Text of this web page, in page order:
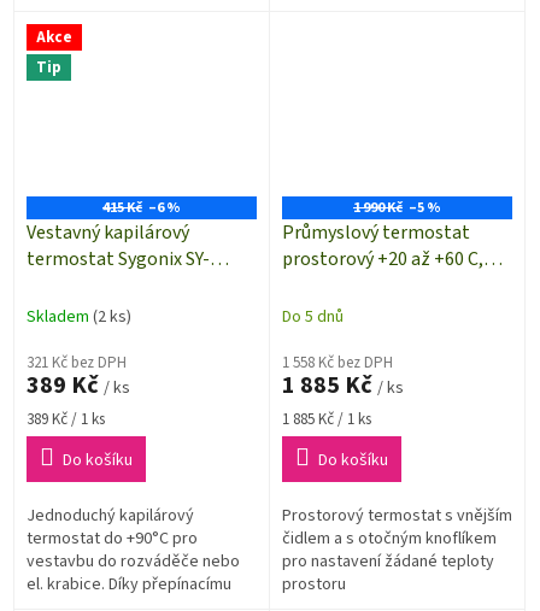
Akce
Tip
415 Kč –6 %
Vestavný kapilárový
termostat Sygonix SY-
Skladem (2 ks)
321 Kč bez DPH
389 Kč / ks
Měrná
cena:
389 Kč / 1 ks
Do košíku
Jednoduchý kapilárový
termostat do +90°C pro
vestavbu do rozváděče nebo
el. krabice. Díky přepínacímu
1 990 Kč –5 %
Průmyslový termostat
prostorový +20 až +60 C,
Do 5 dnů
1 558 Kč bez DPH
1 885 Kč / ks
Měrná
cena:
1 885 Kč / 1 ks
Do košíku
Prostorový termostat s vnějším
čidlem a s otočným knoflíkem
pro nastavení žádané teploty
prostoru